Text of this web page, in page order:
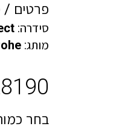
פרטים /
סידרה:
מותג:
בחר